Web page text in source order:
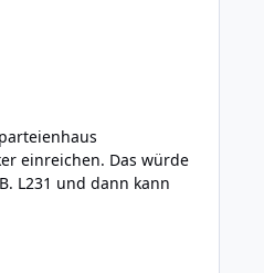
einreichen. Das würde